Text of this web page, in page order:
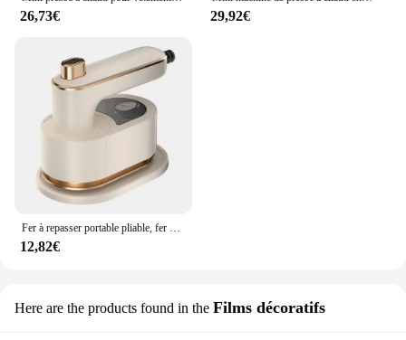
26,73€ 29,92€
Fer à repasser portable pliable, fer à repasser à la vapeur sèche, chauffage rapide pour vêtements, tissu déformable, eau précieuse, déterminer, support, 50ml
12,82€
Here are the products found in the Films décoratifs